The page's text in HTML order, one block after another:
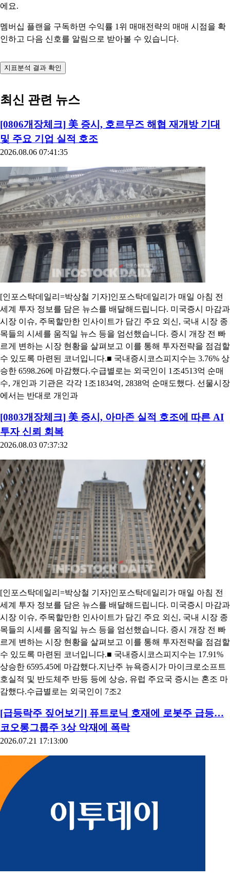
에요.
멤버십 플랜을 구독하면 수익률 1위 매매전략의 매매 시점을 확
인하고 다음 신호를 알림으로 받아볼 수 있습니다.
지표분석 결과 확인
최신 관련 뉴스
[0806개장체크] 美 증시, 호르무즈 해협 재개방 기대
및 주요 기업 실적 호조
2026.08.06 07:41:35
[인포스탁데일리=박상철 기자]인포스탁데일리가 매일 아침 전
세계 투자 정보를 담은 뉴스를 배달해드립니다. 미국증시 마감과
시장 이슈, 주목할만한 인사이트가 담긴 주요 외신, 국내 시장 종
목들의 시세를 움직일 뉴스 등을 엄선했습니다. 증시 개장 전 빠
르게 변하는 시장 현황을 살펴보고 이를 통해 투자전략을 점검할
수 있도록 마련된 코너입니다.■ 국내증시코스피지수는 3.76% 상
승한 6598.26에 마감했다.수급별로는 외국인이 1조4513억 순매
수, 개인과 기관은 각각 1조1834억, 2838억 순매도했다. 선물시장
에서는 반대로 개인과
[0803개장체크] 美 증시, 아마존 실적 호조에 따른 AI
투자 신뢰 회복
2026.08.03 07:37:32
[인포스탁데일리=박상철 기자]인포스탁데일리가 매일 아침 전
세계 투자 정보를 담은 뉴스를 배달해드립니다. 미국증시 마감과
시장 이슈, 주목할만한 인사이트가 담긴 주요 외신, 국내 시장 종
목들의 시세를 움직일 뉴스 등을 엄선했습니다. 증시 개장 전 빠
르게 변하는 시장 현황을 살펴보고 이를 통해 투자전략을 점검할
수 있도록 마련된 코너입니다.■ 국내증시코스피지수는 17.91%
상승한 6595.45에 마감했다.지난주 뉴욕증시가 마이크로소프트
호실적 및 반도체주 반등 등에 상승, 유럽 주요국 증시는 혼조 마
감했다.수급별로는 외국인이 7조2
[급등락주 짚어보기] 퓨트로닉 호재에 로봇주 급등…
코오롱그룹주 3상 악재에 폭락
2026.07.21 17:13:00